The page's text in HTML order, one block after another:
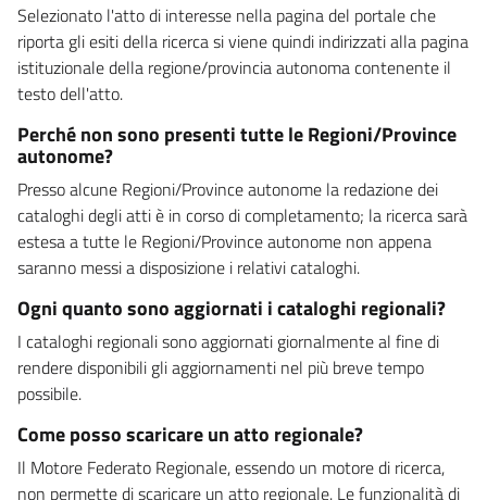
Selezionato l'atto di interesse nella pagina del portale che
riporta gli esiti della ricerca si viene quindi indirizzati alla pagina
istituzionale della regione/provincia autonoma contenente il
testo dell'atto.
Perché non sono presenti tutte le Regioni/Province
autonome?
Presso alcune Regioni/Province autonome la redazione dei
cataloghi degli atti è in corso di completamento; la ricerca sarà
estesa a tutte le Regioni/Province autonome non appena
saranno messi a disposizione i relativi cataloghi.
Ogni quanto sono aggiornati i cataloghi regionali?
I cataloghi regionali sono aggiornati giornalmente al fine di
rendere disponibili gli aggiornamenti nel più breve tempo
possibile.
Come posso scaricare un atto regionale?
Il Motore Federato Regionale, essendo un motore di ricerca,
non permette di scaricare un atto regionale. Le funzionalità di